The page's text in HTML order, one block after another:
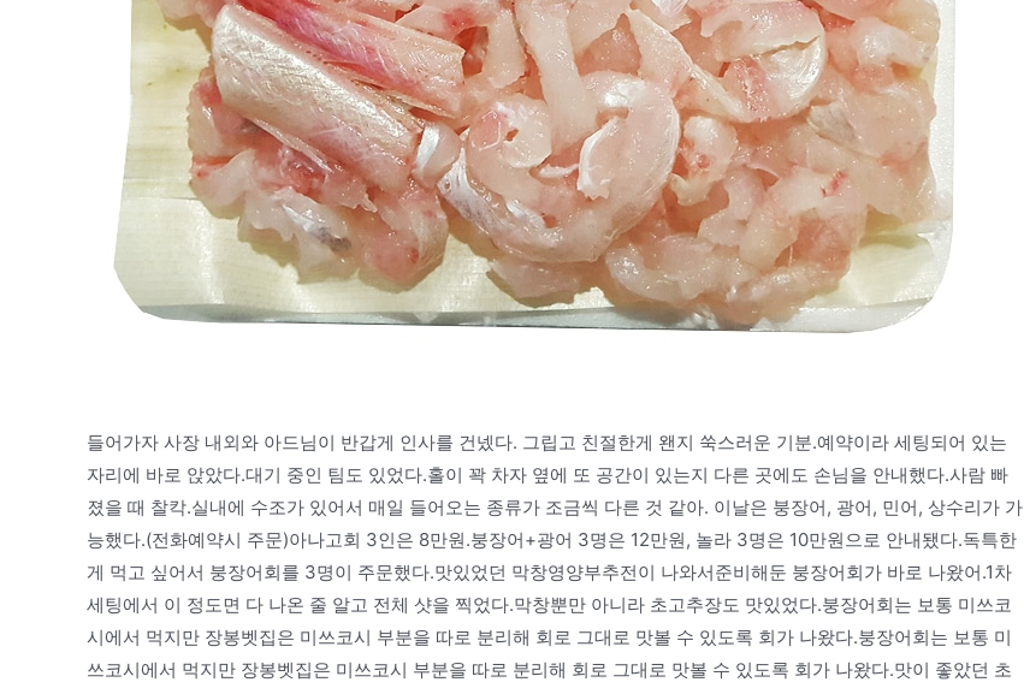
들어가자 사장 내외와 아드님이 반갑게 인사를 건넸다. 그립고 친절한게 왠지 쑥스러운 기분.예약이라 세팅되어 있는
자리에 바로 앉았다.대기 중인 팀도 있었다.홀이 꽉 차자 옆에 또 공간이 있는지 다른 곳에도 손님을 안내했다.사람 빠
졌을 때 찰칵.실내에 수조가 있어서 매일 들어오는 종류가 조금씩 다른 것 같아. 이날은 붕장어, 광어, 민어, 상수리가 가
능했다.(전화예약시 주문)아나고회 3인은 8만원.붕장어+광어 3명은 12만원, 놀라 3명은 10만원으로 안내됐다.독특한
게 먹고 싶어서 붕장어회를 3명이 주문했다.맛있었던 막창영양부추전이 나와서준비해둔 붕장어회가 바로 나왔어.1차
세팅에서 이 정도면 다 나온 줄 알고 전체 샷을 찍었다.막창뿐만 아니라 초고추장도 맛있었다.붕장어회는 보통 미쓰코
시에서 먹지만 장봉벳집은 미쓰코시 부분을 따로 분리해 회로 그대로 맛볼 수 있도록 회가 나왔다.붕장어회는 보통 미
쓰코시에서 먹지만 장봉벳집은 미쓰코시 부분을 따로 분리해 회로 그대로 맛볼 수 있도록 회가 나왔다.맛이 좋았던 초